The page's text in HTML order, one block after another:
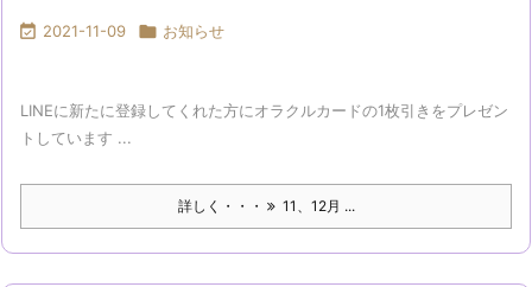
 2021-11-09  お知らせ
LINEに新たに登録してくれた方にオラクルカードの1枚引きをプレゼン
トしています ...
詳しく・・・ 11、12月 ...